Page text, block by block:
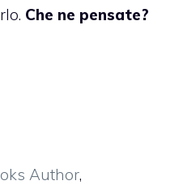
Che ne pensate?
Author,